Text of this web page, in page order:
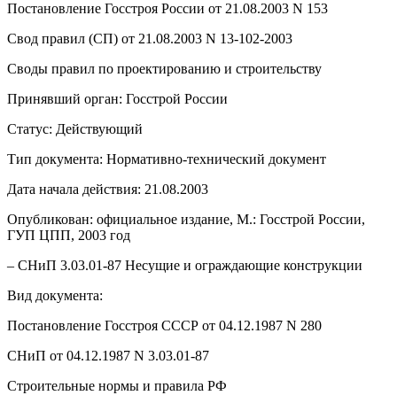
Постановление Госстроя России от 21.08.2003 N 153
Свод правил (СП) от 21.08.2003 N 13-102-2003
Своды правил по проектированию и строительству
Принявший орган: Госстрой России
Статус: Действующий
Тип документа: Нормативно-технический документ
Дата начала действия: 21.08.2003
Опубликован: официальное издание, М.: Госстрой России,
ГУП ЦПП, 2003 год
– СНиП 3.03.01-87 Несущие и ограждающие конструкции
Вид документа:
Постановление Госстроя СССР от 04.12.1987 N 280
СНиП от 04.12.1987 N 3.03.01-87
Строительные нормы и правила РФ